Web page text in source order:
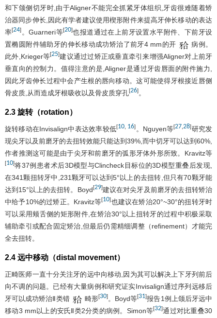
和下颌侧切牙时,由于Aligner不能完全抓紧牙体组织,牙齿很难随着矫
治器同步伸长,因此有学者建议使用楔形附件来提高牙伸长移动的表达
率[24] 。Guarneri等[20]也报道通过在上前牙设置水平附件、下前牙设
置椭圆附件辅助牙的伸长移动成功矫治了前牙4 mm的开
病例。
此外,Krieger等[25]建议通过过矫正或垂直牵引来增强Aligner对上前牙
垂直向的控制力。值得注意的是,Aligner是通过牙齿唇面的附件施力,
因此牙齿伸长过程中会产生根的唇向移动。这可能使得牙根接近唇侧
骨皮质,从而造成牙根吸收以及骨皮质穿孔[26] 。
2.3 旋转（rotation）
旋转移动在Invisalign中表达效率较低[10, 16] 。Nguyen等[27,28]研究发
现尖牙以及前磨牙的去扭转效能只能达到39%,而中切牙可以达到60%,
作者推测这可能是由于尖牙和前磨牙的弧形牙体外形所致。Kravitz等
[10]将37例患者术后3D模型与Clincheck目标位的3D模型重叠后发现,
在341颗扭转牙中,231颗牙可以达到5°以上的去扭转,但只有70颗牙能
达到15°以上的去扭转。Boyd[29]建议在对尖牙及前磨牙的去扭转矫治
中给予10%的过矫正。Kravitz等[10]也建议在矫治20°~30°的扭转牙时
可以采用颊舌侧的矩形附件,在矫治30°以上扭转牙的过程中积极采取
辅助牵引或配合固定矫治,但最后仍需精细调整（refinement）才能完
全去扭转。
2.4 远中移动（distal movement）
正畸医师一直十分关注牙的远中向移动,因为其可以解决上下牙列前后
向不调的问题。已经有大量病例和研究证实Invisalign通过序列远移后
牙可以成功矫治Ⅱ类错
畸形[30] 。Boyd等[31]报告1例上颌后牙远中
移动3 mm以上的安氏Ⅱ类2分类的病例。Simon等[32]通过对比重叠30